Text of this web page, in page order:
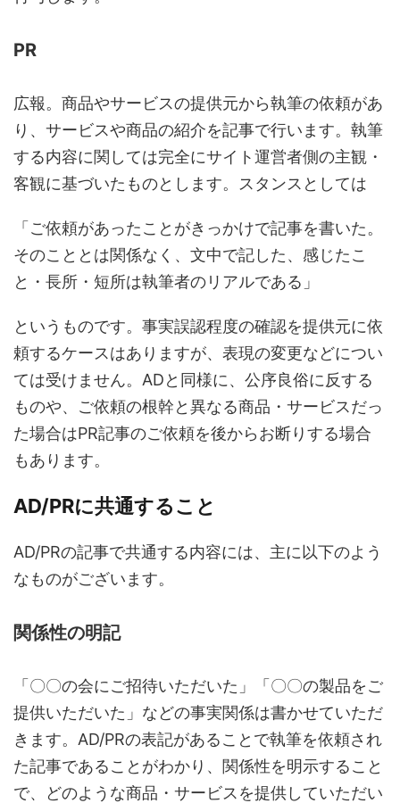
PR
広報。商品やサービスの提供元から執筆の依頼があ
り、サービスや商品の紹介を記事で行います。執筆
する内容に関しては完全にサイト運営者側の主観・
客観に基づいたものとします。スタンスとしては
「ご依頼があったことがきっかけで記事を書いた。
そのこととは関係なく、文中で記した、感じたこ
と・長所・短所は執筆者のリアルである」
というものです。事実誤認程度の確認を提供元に依
頼するケースはありますが、表現の変更などについ
ては受けません。ADと同様に、公序良俗に反する
ものや、ご依頼の根幹と異なる商品・サービスだっ
た場合はPR記事のご依頼を後からお断りする場合
もあります。
AD/PRに共通すること
AD/PRの記事で共通する内容には、主に以下のよう
なものがございます。
関係性の明記
「〇〇の会にご招待いただいた」「〇〇の製品をご
提供いただいた」などの事実関係は書かせていただ
きます。AD/PRの表記があることで執筆を依頼され
た記事であることがわかり、関係性を明示すること
で、どのような商品・サービスを提供していただい